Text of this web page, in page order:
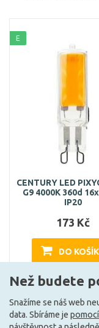
E
CENTURY LED
G9 4000K 360d
IP20
173 Kč
DO
Může být u Vás
Než budete
Snažíme se náš web
data. Sbíráme je